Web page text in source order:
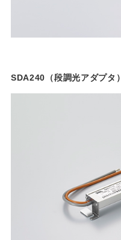
SDA240（段調光アダプタ）